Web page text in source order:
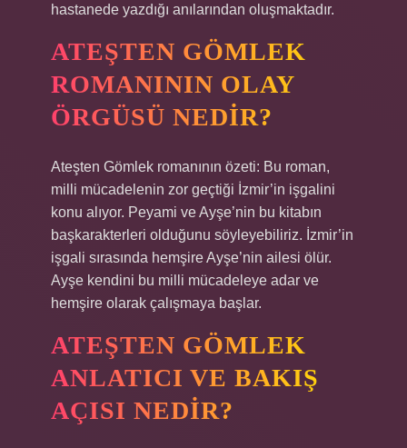
hastanede yazdığı anılarından oluşmaktadır.
ATEŞTEN GÖMLEK
ROMANININ OLAY
ÖRGÜSÜ NEDIR?
Ateşten Gömlek romanının özeti: Bu roman,
milli mücadelenin zor geçtiği İzmir’in işgalini
konu alıyor. Peyami ve Ayşe’nin bu kitabın
başkarakterleri olduğunu söyleyebiliriz. İzmir’in
işgali sırasında hemşire Ayşe’nin ailesi ölür.
Ayşe kendini bu milli mücadeleye adar ve
hemşire olarak çalışmaya başlar.
ATEŞTEN GÖMLEK
ANLATICI VE BAKIŞ
AÇISI NEDIR?